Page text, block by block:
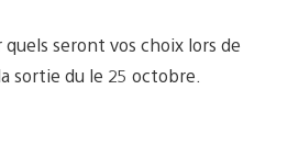
seront vos choix lors de
sortie du le 25 octobre.